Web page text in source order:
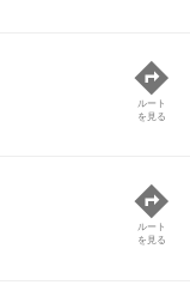
ルート
を見る
ルート
を見る